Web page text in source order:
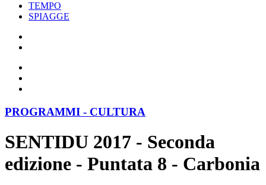
TEMPO
SPIAGGE
PROGRAMMI - CULTURA
SENTIDU 2017 - Seconda
edizione - Puntata 8 - Carbonia